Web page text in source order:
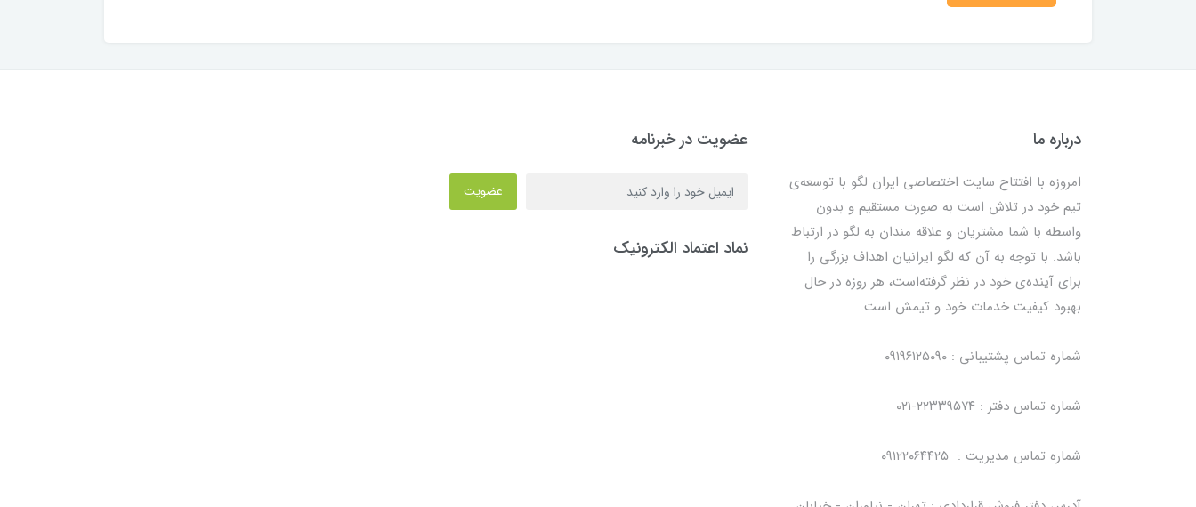
درباره ما
امروزه با افتتاح سایت اختصاصی ایران لگو با توسعه‌ی
تیم خود در تلاش است به صورت مستقیم و بدون
واسطه با شما مشتریان و علاقه مندان به لگو در ارتباط
باشد. با توجه به آن که لگو ایرانیان اهداف بزرگی را
برای آینده‌ی خود در نظر گرفته‌است، هر روزه در حال
بهبود کیفیت خدمات خود و تیمش است.
شماره تماس پشتیبانی : ۰۹۱۹۶۱۲۵۰۹۰
شماره تماس دفتر : ۲۲۳۳۹۵۷۴-۰۲۱
شماره تماس مدیریت : ۰۹۱۲۲۰۶۴۴۲۵
عضویت در خبرنامه
عضویت
نماد اعتماد الکترونیک